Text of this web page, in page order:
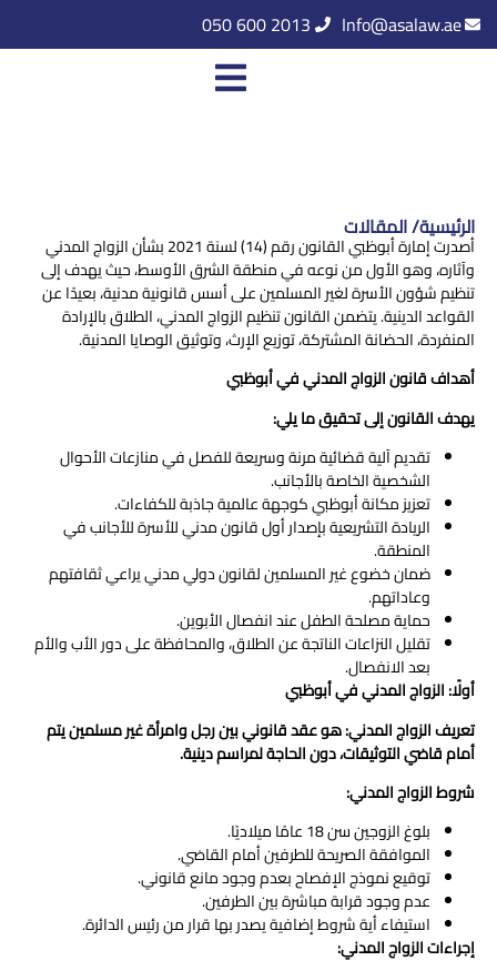
Info@asalaw.ae
050 600 2013
الرئيسية/ المقالات
أصدرت إمارة أبوظبي القانون رقم (14) لسنة 2021 بشأن الزواج المدني
وآثاره، وهو الأول من نوعه في منطقة الشرق الأوسط، حيث يهدف إلى
تنظيم شؤون الأسرة لغير المسلمين على أسس قانونية مدنية، بعيدًا عن
القواعد الدينية. يتضمن القانون تنظيم الزواج المدني، الطلاق بالإرادة
المنفردة، الحضانة المشتركة، توزيع الإرث، وتوثيق الوصايا المدنية.
أهداف قانون الزواج المدني في أبوظبي
يهدف القانون إلى تحقيق ما يلي:
تقديم آلية قضائية مرنة وسريعة للفصل في منازعات الأحوال
الشخصية الخاصة بالأجانب.
تعزيز مكانة أبوظبي كوجهة عالمية جاذبة للكفاءات.
الريادة التشريعية بإصدار أول قانون مدني للأسرة للأجانب في
المنطقة.
ضمان خضوع غير المسلمين لقانون دولي مدني يراعي ثقافتهم
وعاداتهم.
حماية مصلحة الطفل عند انفصال الأبوين.
تقليل النزاعات الناتجة عن الطلاق، والمحافظة على دور الأب والأم
بعد الانفصال.
أولًا: الزواج المدني في أبوظبي
تعريف الزواج المدني:هو عقد قانوني بين رجل وامرأة غير مسلمين يتم
أمام قاضي التوثيقات، دون الحاجة لمراسم دينية.
شروط الزواج المدني:
بلوغ الزوجين سن 18 عامًا ميلاديًا.
الموافقة الصريحة للطرفين أمام القاضي.
توقيع نموذج الإفصاح بعدم وجود مانع قانوني.
عدم وجود قرابة مباشرة بين الطرفين.
استيفاء أية شروط إضافية يصدر بها قرار من رئيس الدائرة.
إجراءات الزواج المدني: